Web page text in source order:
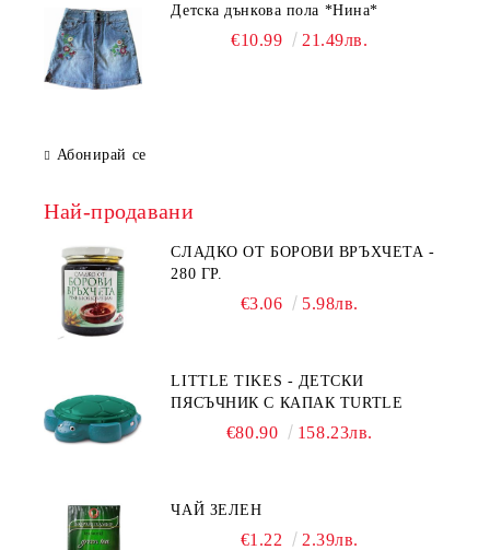
Детска дънкова пола *Нина*
€10.99 21.49лв.
Абонирай се
Най-продавани
СЛАДКО ОТ БОРОВИ ВРЪХЧЕТА -
280 ГР.
€3.06 5.98лв.
LITTLE TIKES - ДЕТСКИ
ПЯСЪЧНИК С КАПАК TURTLE
€80.90 158.23лв.
ЧАЙ ЗЕЛЕН
€1.22 2.39лв.